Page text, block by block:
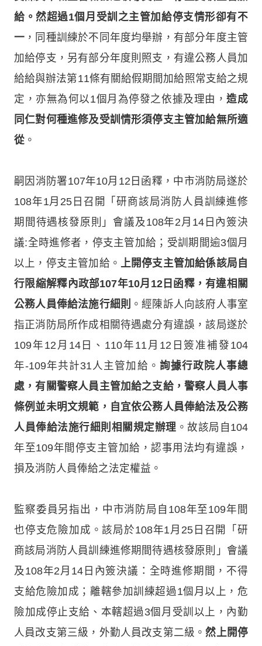
給。然超過1個月受訓之主管加給停支情形卻有不
一 ，同種訓練於不同年度均舉辦，有部分年度主管
加給停支，另有部分年度則照支，有違公務人員加
給給與辦法第11條有關給假期間加給照常支給之規
定，亦無為何以1個月為停發之依據及理由，造成
同仁對何種進修及受訓情形須停支主管加給無所適
從 。
嗣因消防署107年10月12日函釋，中市消防局遂於
108年1月25日召開「研商該局消防人員訓練進修
期間待遇核發原則」會議及108年2月14日內簽決
議:全時進修者，停支主管加給；受訓期間逾3個月
以上，停支主管加給。
上開停支主管加給係該局自
行限縮解釋內政部107年10月12日函釋，有違相關
公務人員俸給法施行細則 。經陳訴人向該府人事室
指正消防局所作成相關待遇處分有違誤，該局遂於
109年12月14日、110年11月12日簽准補發104
年-109年共計31人主管加給。 詢據行政院人事總
處，有關警察人員主管加給之支給，警察人員人事
條例並未明文規範，自宜依公務人員俸給法及公務
人員俸給法施行細則相關規定辦理 。故該局自104
年至109年間停支主管加給，認事用法均有違誤，
損及消防人員俸給之法定權益。
監察委員另指出，中市消防局自108年至109年間
也停支危險加成。該局於108年1月25日召開「研
商該局消防人員訓練進修期間待遇核發原則」會議
及108年2月14日內簽決議：全時進修期間，不得
支給危險加成；離轄參加訓練超過1個月以上，危
險加成停止支給、本轄超過3個月受訓以上，內勤
人員改支第三級，外勤人員改支第二級。然上開停